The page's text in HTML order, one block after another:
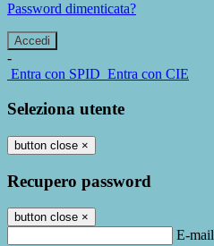
Password dimenticata?
-
Entra con SPID Entra con CIE
Seleziona utente
button close ×
Recupero password
button close ×
E-mail